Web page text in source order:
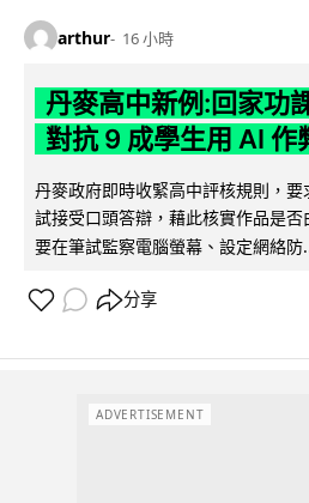
arthur 16 小時
丹麥高中新例:回家功
對抗 9 成學生用 AI 作
丹麥政府即時收緊高中評核規則，
試接受口頭答辯，藉此核實作品是
要在筆試監察電腦螢幕、設定網絡防
分享
ADVERTISEMENT